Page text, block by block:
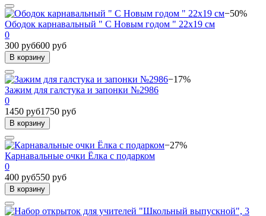
−50%
Ободок карнавальный " С Новым годом " 22х19 см
0
300 руб600 руб
В корзину
−17%
Зажим для галстука и запонки №2986
0
1450 руб1750 руб
В корзину
−27%
Карнавальные очки Ёлка с подарком
0
400 руб550 руб
В корзину